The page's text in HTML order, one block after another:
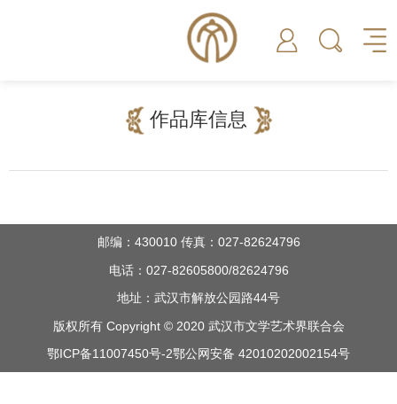
作品库信息
邮编：430010 传真：027-82624796
电话：027-82605800/82624796
地址：武汉市解放公园路44号
版权所有 Copyright © 2020 武汉市文学艺术界联合会
鄂ICP备11007450号-2鄂公网安备 42010202002154号